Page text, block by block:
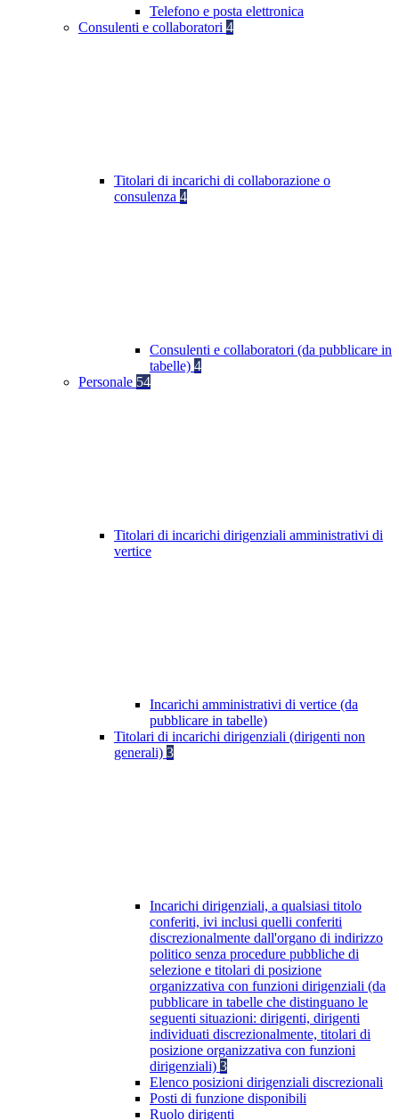
Telefono e posta elettronica
Consulenti e collaboratori 4
Titolari di incarichi di collaborazione o
consulenza 4
Consulenti e collaboratori (da pubblicare in
tabelle) 4
Personale 54
Titolari di incarichi dirigenziali amministrativi di
vertice
Incarichi amministrativi di vertice (da
pubblicare in tabelle)
Titolari di incarichi dirigenziali (dirigenti non
generali) 3
Incarichi dirigenziali, a qualsiasi titolo
conferiti, ivi inclusi quelli conferiti
discrezionalmente dall'organo di indirizzo
politico senza procedure pubbliche di
selezione e titolari di posizione
organizzativa con funzioni dirigenziali (da
pubblicare in tabelle che distinguano le
seguenti situazioni: dirigenti, dirigenti
individuati discrezionalmente, titolari di
posizione organizzativa con funzioni
dirigenziali) 3
Elenco posizioni dirigenziali discrezionali
Posti di funzione disponibili
Ruolo dirigenti